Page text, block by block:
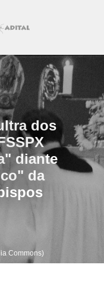
dos
diante
da
Commons)